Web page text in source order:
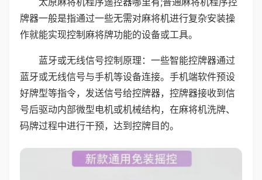
牌器一般是指通过一些无需对麻将机进行复杂安装操
作就能实现控制麻将牌功能的设备或工具。
蓝牙或无线信号控制原理：一些智能控牌器通过
蓝牙或无线信号与手机等设备连接。手机端软件预设
好牌型等指令，发送信号给控牌器，控牌器接收到信
号后驱动内部微型电机或机械结构，在麻将机洗牌、
码牌过程中进行干预，达到控牌目的。